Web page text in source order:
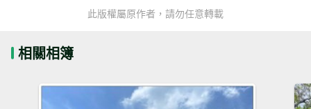
此版權屬原作者，請勿任意轉載
相關相簿